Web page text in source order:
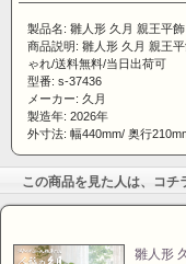
お着物の仕立ては、
た高級品で、さす
向きを変える（少
レンジが効いて雅な
和室はもちろん洋
顔も久月らしいすっ
製品名: 雛人形 久月 親王平
商品説明: 雛人形 久月 親王
ゃれ/送料無料/当日出荷可
型番: s-37436
メーカー: 久月
製造年: 2026年
外寸法: 幅440mm/ 奥行
この商品を見た人は、コチ
雛人形